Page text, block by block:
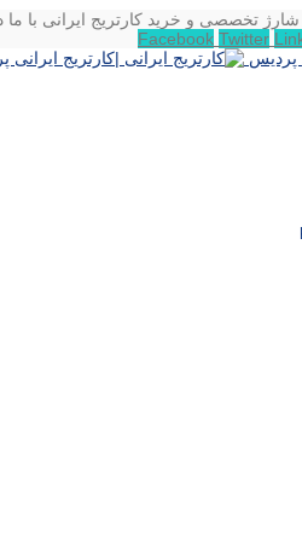
شارژ تخصصی و خرید کارتریج ایرانی با ما
Facebook Twitter